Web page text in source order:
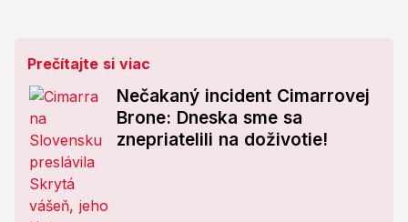
Prečítajte si viac
Nečakaný incident Cimarrovej
Brone: Dneska sme sa
znepriatelili na doživotie!